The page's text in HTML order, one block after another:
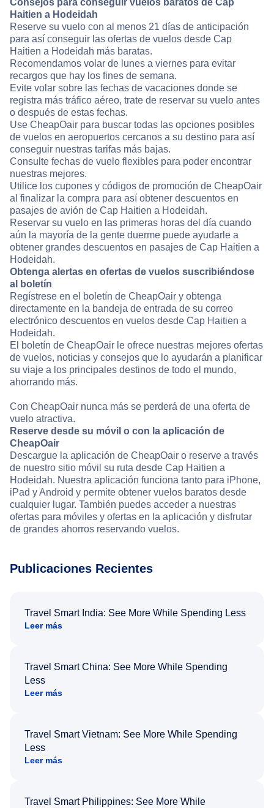
Consejos para conseguir vuelos baratos de Cap
Haitien a Hodeidah
Reserve su vuelo con al menos 21 días de anticipación
para así conseguir las ofertas de vuelos desde Cap
Haitien a Hodeidah más baratas.
Recomendamos volar de lunes a viernes para evitar
recargos que hay los fines de semana.
Evite volar sobre las fechas de vacaciones donde se
registra más tráfico aéreo, trate de reservar su vuelo antes
o después de estas fechas.
Use CheapOair para buscar todas las opciones posibles
de vuelos en aeropuertos cercanos a su destino para así
conseguir nuestras tarifas más bajas.
Consulte fechas de vuelo flexibles para poder encontrar
nuestras mejores.
Utilice los cupones y códigos de promoción de CheapOair
al finalizar la compra para así obtener descuentos en
pasajes de avión de Cap Haitien a Hodeidah.
Reservar su vuelo en las primeras horas del día cuando
aún la mayoría de la gente duerme puede ayudarle a
obtener grandes descuentos en pasajes de Cap Haitien a
Hodeidah.
Obtenga alertas en ofertas de vuelos suscribiéndose
al boletín
Regístrese en el boletín de CheapOair y obtenga
directamente en la bandeja de entrada de su correo
electrónico descuentos en vuelos desde Cap Haitien a
Hodeidah.
El boletín de CheapOair le ofrece nuestras mejores ofertas
de vuelos, noticias y consejos que lo ayudarán a planificar
su viaje a los principales destinos de todo el mundo,
ahorrando más.
Con CheapOair nunca más se perderá de una oferta de
vuelo atractiva.
Reserve desde su móvil o con la aplicación de
CheapOair
Descargue la aplicación de CheapOair o reserve a través
de nuestro sitio móvil su ruta desde Cap Haitien a
Hodeidah. Nuestra aplicación funciona tanto para iPhone,
iPad y Android y permite obtener vuelos baratos desde
cualquier lugar. También puedes acceder a nuestras
ofertas para móviles y ofertas en la aplicación y disfrutar
de grandes ahorros reservando vuelos.
Publicaciones Recientes
Travel Smart India: See More While Spending Less
Leer más
Travel Smart China: See More While Spending
Less
Leer más
Travel Smart Vietnam: See More While Spending
Less
Leer más
Travel Smart Philippines: See More While